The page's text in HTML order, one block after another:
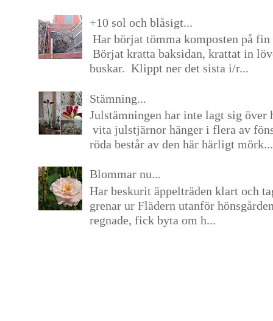
+10 sol och blåsigt...
Har börjat tömma komposten på
Börjat kratta baksidan, krattat in
buskar. Klippt ner det sista i/r...
Stämning...
Julstämningen har inte lagt sig över
vita julstjärnor hänger i flera av
röda består av den här härligt mörk...
Blommar nu...
Har beskurit äppelträden klart och
grenar ur Flädern utanför
regnade, fick byta om h...